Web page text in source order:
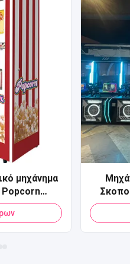
μηχάνημα
Πληρωμή
Pop
Sports